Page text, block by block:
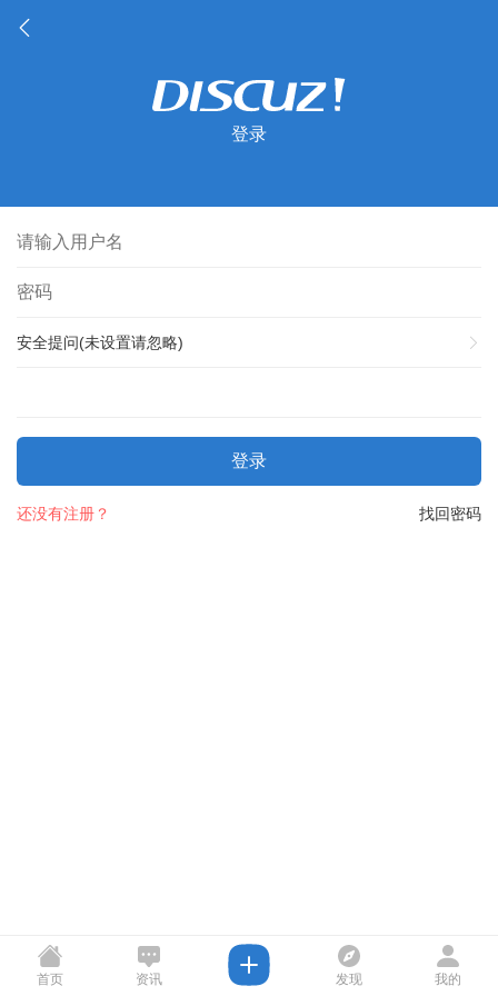
登录
安全提问(未设置请忽略)
登录
找回密码
还没有注册？
首页 资讯 发现 我的